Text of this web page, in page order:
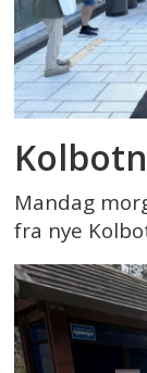
Mandag
fra nye